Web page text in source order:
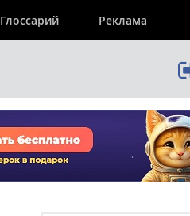
Глоссарий Реклама